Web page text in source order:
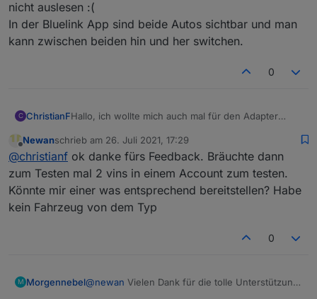
nicht auslesen :(
In der Bluelink App sind beide Autos sichtbar und man
kann zwischen beiden hin und her switchen.
0
C ChristianFHallo, ich wollte mich auch mal für den Adapter
Trotzdem habe ich noch einen kleinen Bug zu
melden: wenn mehrere VINs in einem Account
gepflegt sind, zum Beispiel weil jemand wie wir
in die Datenpunkte geschrieben, obwohl in den
Instanzen unterschiedliche VINs gepflegt sind. Das
In der Bluelink App sind beide Autos sichtbar und
Offline
Newanschrieb am 26. Juli 2021, 17:29
zuletzt editiert von
@christianf ok danke fürs Feedback. Bräuchte dann
zum Testen mal 2 vins in einem Account zum testen.
Könnte mir einer was entsprechend bereitstellen? Habe
kein Fahrzeug von dem Typ
0
M Morgennebel@newan Vielen Dank für die tolle Unterstützung.